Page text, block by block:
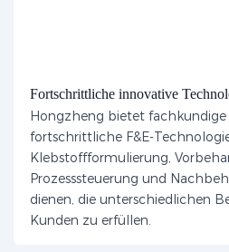
Fortschrittliche innovative
Hongzheng bietet
fortschrittliche F&E-
Klebstoffformulierung,
Prozesssteuerung und
dienen, die unterschiedlichen
Kunden zu erfüllen.